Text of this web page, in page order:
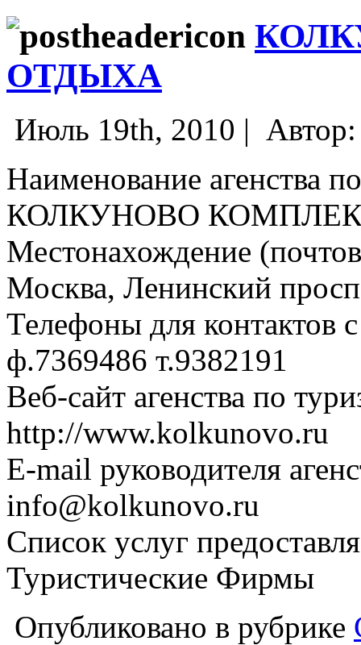
ОТДЫХА
Июль 19th, 2010 |
Наименование агенства
КОЛКУНОВО
Местонахождение
Москва, Ленинский
Телефоны для контактов
ф.7369486 т.9382191
Веб-сайт агенства по
http://www.kolkunovo.ru
E-mail руководителя
info@kolkunovo.ru
Список услуг
Туристические Фирмы
Опубликовано в рубрике